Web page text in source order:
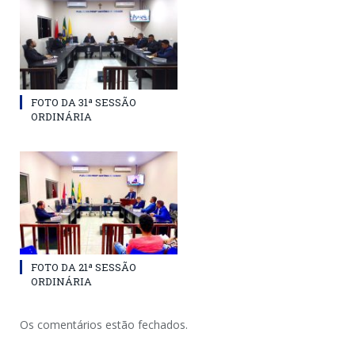
FOTO DA 31ª SESSÃO
ORDINÁRIA
FOTO DA 21ª SESSÃO
ORDINÁRIA
Os comentários estão fechados.